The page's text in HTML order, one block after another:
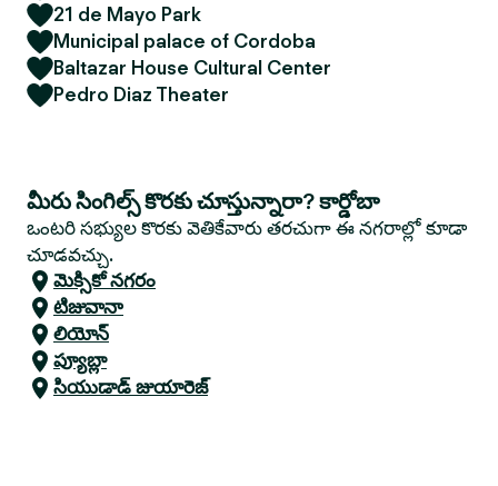
21 de Mayo Park
Municipal palace of Cordoba
Baltazar House Cultural Center
Pedro Diaz Theater
మీరు సింగిల్స్ కొరకు చూస్తున్నారా? కార్డోబా
ఒంటరి సభ్యుల కొరకు వెతికేవారు తరచుగా ఈ నగరాల్లో కూడా
చూడవచ్చు.
మెక్సికో నగరం
టిజువానా
లియోన్
ప్యూబ్లా
సియుడాడ్ జుయారెజ్